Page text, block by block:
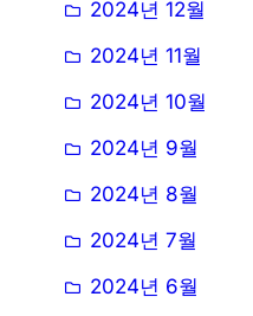
2024년 12월
2024년 11월
2024년 10월
2024년 9월
2024년 8월
2024년 7월
2024년 6월